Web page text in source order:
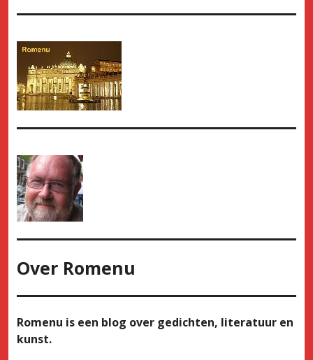
Over Romenu
Romenu is een blog over gedichten, literatuur en
kunst.